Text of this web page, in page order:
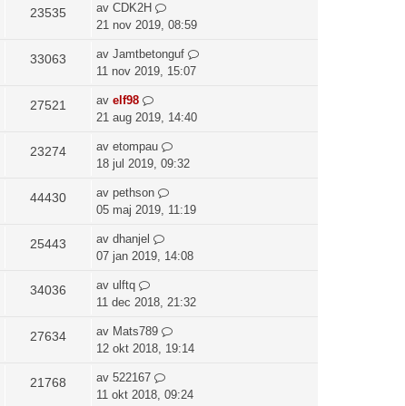
23535 av CDK2H
21 nov 2019, 08:59
33063 av Jamtbetonguf
11 nov 2019, 15:07
27521 av elf98
21 aug 2019, 14:40
23274 av etompau
18 jul 2019, 09:32
44430 av pethson
05 maj 2019, 11:19
25443 av dhanjel
07 jan 2019, 14:08
34036 av ulftq
11 dec 2018, 21:32
27634 av Mats789
12 okt 2018, 19:14
21768 av 522167
11 okt 2018, 09:24